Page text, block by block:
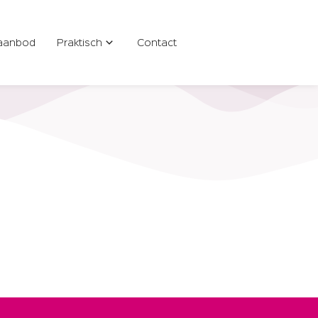
Praktisch Contact